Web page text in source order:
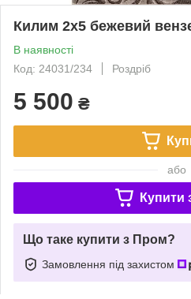
Килим 2х5 бежевий
В наявності
Код: 24031/234
Роздріб
5 500 ₴
або
Купити
Що таке купити з Пром?
Замовлення під захистом